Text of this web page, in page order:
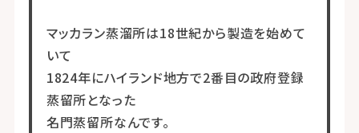
マッカラン蒸溜所は18世紀から製造を始めて
いて
1824年にハイランド地方で2番目の政府登録
蒸留所となった
名門蒸留所なんです。